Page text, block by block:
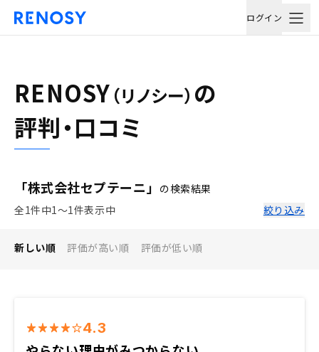
ログイン
RENOSY （リノシー） の
評判・口コミ
「株式会社セプテーニ」 の検索結果
全1件中1〜1件表示中
絞り込み
新しい順 評価が高い順 評価が低い順
4.3